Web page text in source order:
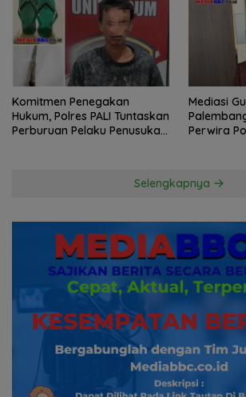
Komitmen Penegakan
Hukum, Polres PALI Tuntaskan
Perburuan Pelaku Penusukan
Mediasi
Perwira
Selengkapnya